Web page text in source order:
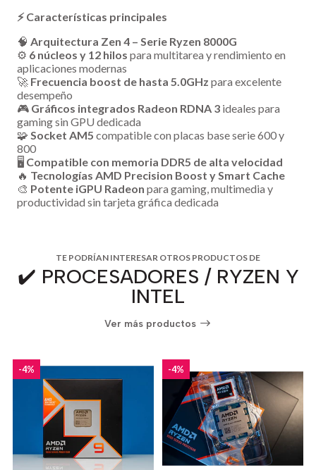
⚡ Características principales
🧠 Arquitectura Zen 4 – Serie Ryzen 8000G
⚙️ 6 núcleos y 12 hilos para multitarea y rendimiento en
aplicaciones modernas
🚀 Frecuencia boost de hasta 5.0GHz para excelente
desempeño
🎮 Gráficos integrados Radeon RDNA 3 ideales para
gaming sin GPU dedicada
🧩 Socket AM5 compatible con placas base serie 600 y
800
🖥️ Compatible con memoria DDR5 de alta velocidad
🔥 Tecnologías AMD Precision Boost y Smart Cache
🎨 Potente iGPU Radeon para gaming, multimedia y
productividad sin tarjeta gráfica dedicada
TE PODRÍAN INTERESAR OTROS PRODUCTOS DE
✔️ PROCESADORES / RYZEN Y
INTEL
Ver más productos
-4% -4%